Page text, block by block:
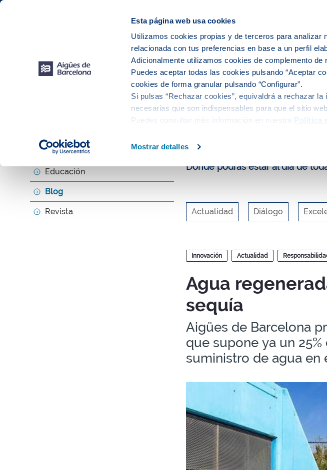
Esta página web usa cookies
Utilizamos cookies propias y de terceros para analizar
relacionada con tus preferencias en base a un perfil
Adicionalmente utilizamos cookies de complemento de
Puedes aceptar todas las cookies pulsando “Aceptar
cookies de forma granular pulsando “Configurar”.
Si pulsas “Rechazar cookies”, equivaldrá a rechazar
necesarias que son indispensables para que el sitio
Puedes consultar más información en nuestra Política
Mostrar detalles
Tu servicio del agua
Agenda
Educación
Blog
Revista
Explora, educa y participa Blog
Donde podrás estar al día de
Actualidad Diálogo
Blogs
Innovación Actualidad
Agua
sequía
Aigües de Barcelona
que supone ya un
suministro de agua